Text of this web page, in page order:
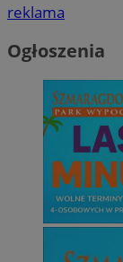
reklama
Ogłoszenia